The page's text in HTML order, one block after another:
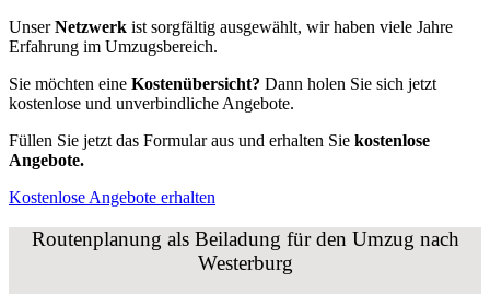
UnserNetzwerk ist sorgfältig ausgewählt, wir haben viele Jahre
Erfahrung im Umzugsbereich.
Sie möchten eine Kostenübersicht? Dann holen Sie sich jetzt
kostenlose und unverbindliche Angebote.
Füllen Sie jetzt das Formular aus und erhalten Sie kostenlose
Angebote.
Kostenlose Angebote erhalten
Routenplanung als Beiladung für den Umzug nach
Westerburg